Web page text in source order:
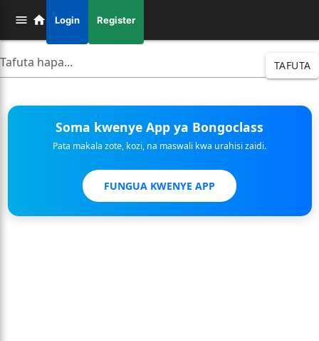
Login Register
TAFUTA
Soma kwenye App ya Bongoclass
Pata makala zote, kozi, na maswali kwa urahisi zaidi.
FUNGUA KWENYE APP